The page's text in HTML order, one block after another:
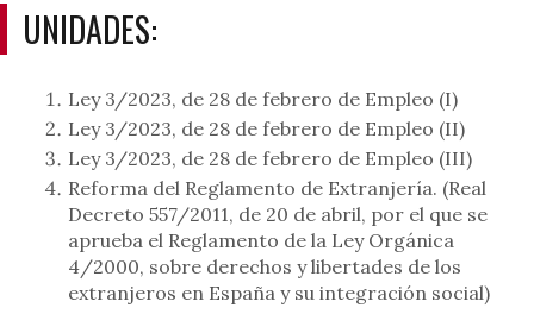
UNIDADES:
Ley 3/2023, de 28 de febrero de Empleo (I)
Ley 3/2023, de 28 de febrero de Empleo (II)
Ley 3/2023, de 28 de febrero de Empleo (III)
Reforma del Reglamento de Extranjería. (Real
Decreto 557/2011, de 20 de abril, por el que se
aprueba el Reglamento de la Ley Orgánica
4/2000, sobre derechos y libertades de los
extranjeros en España y su integración social)